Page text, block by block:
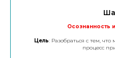
Осознанность
Цель: Разобраться с тем,
процесс